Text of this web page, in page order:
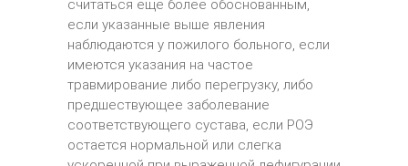
считаться еще более обоснованным,
если указанные выше явления
наблюдаются у пожилого больного, если
имеются указания на частое
травмирование либо перегрузку, либо
предшествующее заболевание
соответствующего сустава, если РОЭ
остается нормальной или слегка